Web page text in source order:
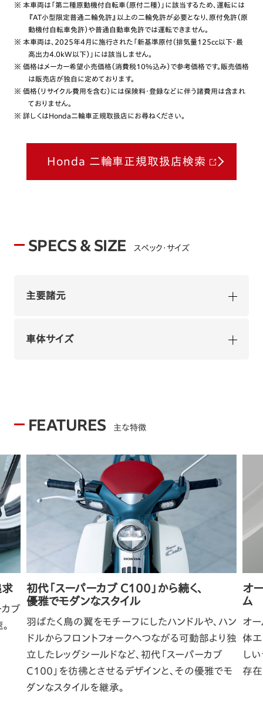
※ 本車両は「第二種原動機付自転車（原付二種）」に該当するため、運転には
『AT小型限定普通二輪免許』以上の二輪免許が必要となり、原付免許（原
動機付自転車免許）や普通自動車免許では運転できません。
※ 本車両は、2025年4月に施行された「新基準原付（排気量125cc以下・最
高出力4.0kW以下）」には該当しません。
※ 価格はメーカー希望小売価格（消費税10%込み）で参考価格です。販売価格
は販売店が独自に定めております。
※ 価格（リサイクル費用を含む）には保険料・登録などに伴う諸費用は含まれ
ておりません。
※ 詳しくはHonda二輪車正規取扱店にお尋ねください。
Honda 二輪車正規取扱店検索
SPECS & SIZE スペック・サイズ
主要諸元
車体サイズ
FEATURES 主な特徴
求
ブ
初代「スーパーカブ C100」から続く、
優雅でモダンなスタイル
羽ばたく鳥の翼をモチーフにしたハンドルや、ハン
ドルからフロントフォークへつながる可動部より独
立したレッグシールドなど、初代「スーパーカブ
C100」を彷彿とさせるデザインと、その優雅でモ
ダンなスタイルを継承。
オ
ム
オ
体エ
し
存在